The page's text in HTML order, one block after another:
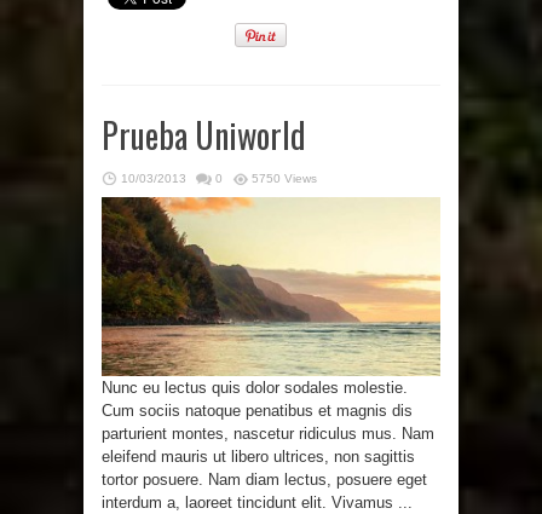
Prueba Uniworld
10/03/2013 0 5750 Views
Nunc eu lectus quis dolor sodales molestie.
Cum sociis natoque penatibus et magnis dis
parturient montes, nascetur ridiculus mus. Nam
eleifend mauris ut libero ultrices, non sagittis
tortor posuere. Nam diam lectus, posuere eget
interdum a, laoreet tincidunt elit. Vivamus ...